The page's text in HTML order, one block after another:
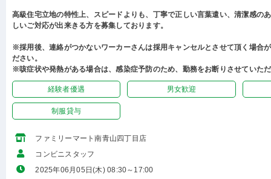
高級住宅立地の特性上、スピードよりも、丁寧で正しい言葉遣い、清潔感の
しいご対応が出来きる方を募集しております。
※採用後、連絡がつかないワーカーさんは採用キャンセルとさせて頂く場合
ださい。
※咳症状や発熱がある場合は、感染症予防のため、勤務をお断りさせていた
経験者優遇 男女歓迎
制服貸与
ファミリーマート南青山四丁目店
コンビニスタッフ
2025年06月05日(木) 08:30～17:00